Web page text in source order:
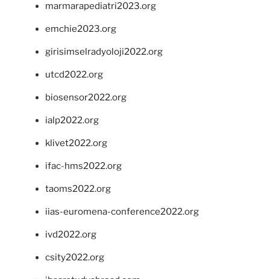
marmarapediatri2023.org
emchie2023.org
girisimselradyoloji2022.org
utcd2022.org
biosensor2022.org
ialp2022.org
klivet2022.org
ifac-hms2022.org
taoms2022.org
iias-euromena-conference2022.org
ivd2022.org
csity2022.org